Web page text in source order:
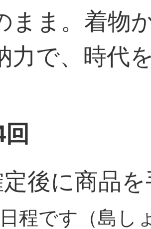
ま。着物
で、時代
後に商品を
程です（島し